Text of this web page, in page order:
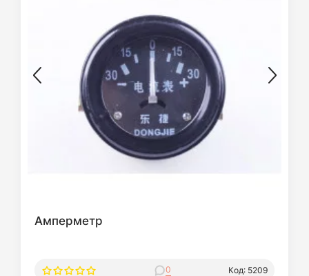
Амперметр
0 Код: 5209